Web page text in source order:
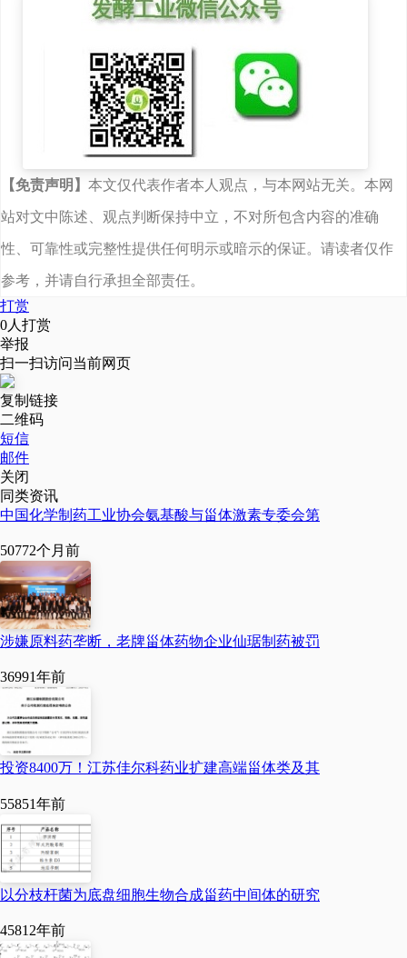
津市市人民政府副市长
曾令军主持揭牌仪式。
会上颁发了首席科学家
和联合实验室主任聘任
【免责声明】 本文仅代表作者本人观点，与本网站无关。本网
站对文中陈述、观点判断保持中立，不对所包含内容的准确
性、可靠性或完整性提供任何明示或暗示的保证。请读者仅作
参考，并请自行承担全部责任。
打赏
0人打赏
举报
扫一扫访问当前网页
复制链接
二维码
短信
邮件
关闭
同类资讯
中国化学制药工业协会氨基酸与甾体激素专委会第
50772个月前
涉嫌原料药垄断，老牌甾体药物企业仙琚制药被罚
36991年前
投资8400万！江苏佳尔科药业扩建高端甾体类及其
55851年前
以分枝杆菌为底盘细胞生物合成甾药中间体的研究
4581 2年前